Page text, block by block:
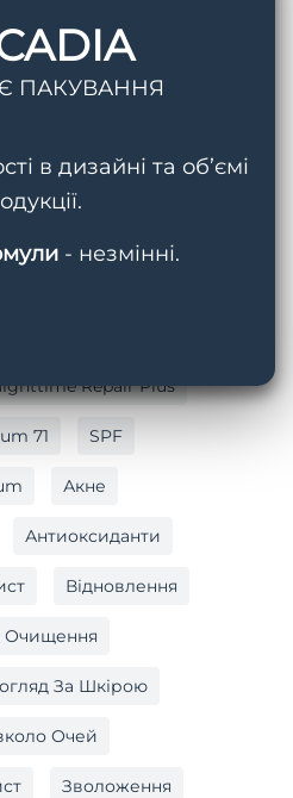
Repair Plus
71 SPF
Акне
Антиоксиданти
Відновлення
Очищення
За Шкірою
Очей
Зволоження
ПАКУВАННЯ
в дизайні та об’ємі
- незмінні.